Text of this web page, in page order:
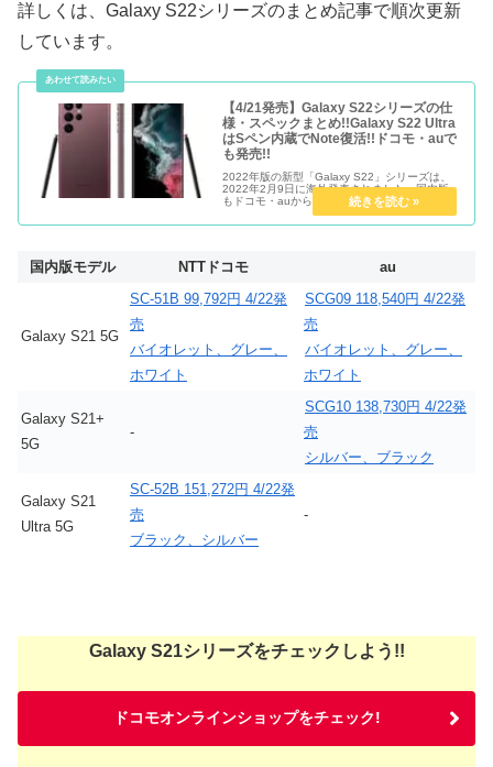
詳しくは、Galaxy S22シリーズのまとめ記事で順次更新
しています。
【4/21発売】Galaxy S22シリーズの仕
様・スペックまとめ!!Galaxy S22 Ultra
はSペン内蔵でNote復活!!ドコモ・auで
も発売!!
2022年版の新型「Galaxy S22」シリーズは、
2022年2月9日に海外発表されました。国内版
もドコモ・auから、4/22に発売されます。
Galaxy S21 UltraはSシリーズとして初めてSペ
ンに対応する、というのが非常に熱か...
国内版モデル NTTドコモ au
Galaxy S21 5G
SC-51B 99,792円 4/22発
売
バイオレット、グレー、
ホワイト
SCG09 118,540円 4/22発
売
バイオレット、グレー、
ホワイト
Galaxy S21+
5G
-
SCG10 138,730円 4/22発
売
シルバー、ブラック
Galaxy S21
Ultra 5G
SC-52B 151,272円 4/22発
売
ブラック、シルバー
-
Galaxy S21シリーズをチェックしよう!!
ドコモオンラインショップをチェック!